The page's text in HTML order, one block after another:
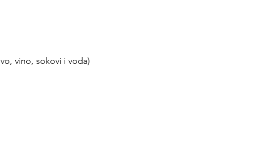
vino, sokovi i voda)